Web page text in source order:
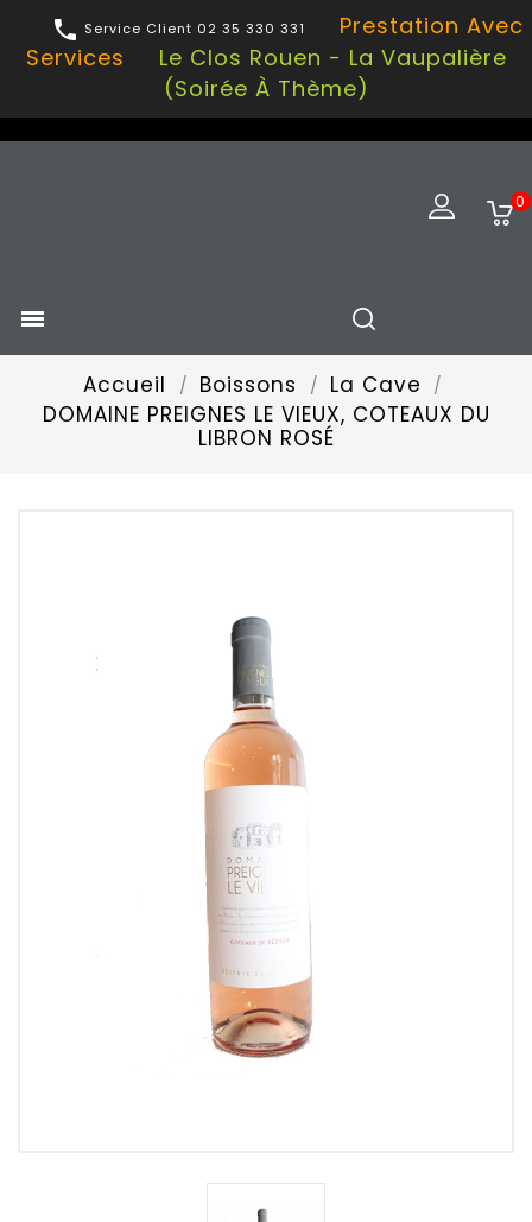
 Service Client 02 35 330 331
Prestation Avec
Services
Le Clos Rouen - La Vaupalière
(soirée À Thème)
0

Accueil Boissons
La Cave
DOMAINE PREIGNES LE VIEUX, COTEAUX DU
LIBRON ROSÉ